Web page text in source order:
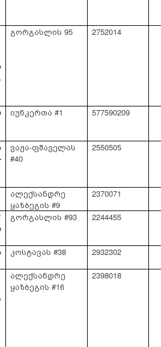
გორგასლის 95 2752014
იუნკერთა #1 577590209
ვაჟა-ფშაველას
#40
2550505
ალექსანდრე
ყაზბეგის #9
2370071
გორგასლის #93 2244455
კოსტავას #38 2932302
ალექსანდრე
ყაზბეგის #16
2398018